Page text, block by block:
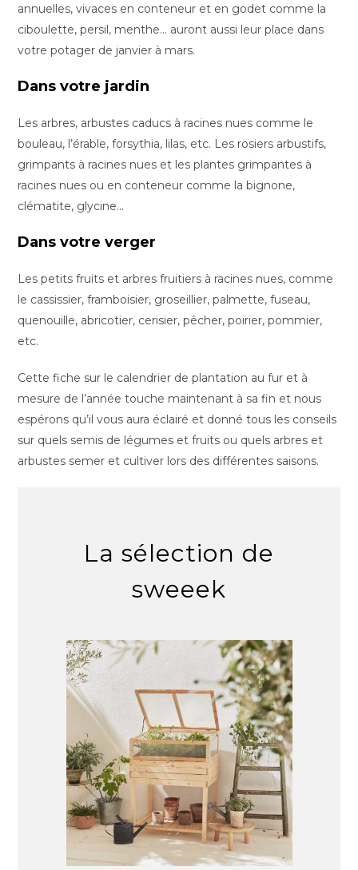
annuelles, vivaces en conteneur et en godet comme la
ciboulette, persil, menthe… auront aussi leur place dans
votre potager de janvier à mars.
Dans votre jardin
Les arbres, arbustes caducs à racines nues comme le
bouleau, l’érable, forsythia, lilas, etc. Les rosiers arbustifs,
grimpants à racines nues et les plantes grimpantes à
racines nues ou en conteneur comme la bignone,
clématite, glycine…
Dans votre verger
Les petits fruits et arbres fruitiers à racines nues, comme
le cassissier, framboisier, groseillier, palmette, fuseau,
quenouille, abricotier, cerisier, pêcher, poirier, pommier,
etc.
Cette fiche sur le calendrier de plantation au fur et à
mesure de l’année touche maintenant à sa fin et nous
espérons qu’il vous aura éclairé et donné tous les conseils
sur quels semis de légumes et fruits ou quels arbres et
arbustes semer et cultiver lors des différentes saisons.
La sélection de
sweeek